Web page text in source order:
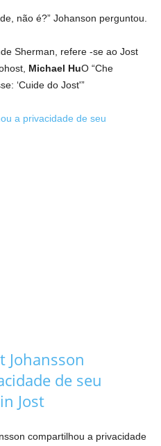
não é?” Johanson perguntou.
Sherman, refere -se ao Jost
Michael HuO “Che
‘Cuide do Jost'”
Johansson
de seu
Jost
compartilhou a privacidade